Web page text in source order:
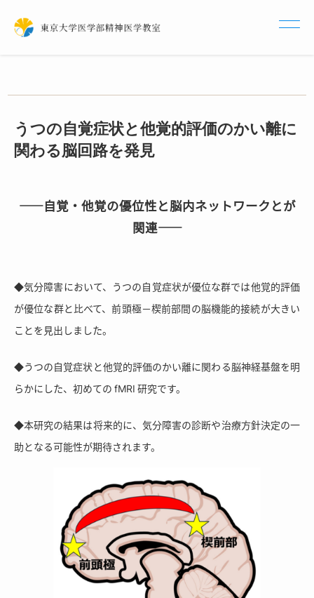
うつの自覚症状と他覚的評価のかい離に
関わる脳回路を発見
――自覚・他覚の優位性と脳内ネットワークとが
関連――
◆気分障害において、うつの自覚症状が優位な群では他覚的評価
が優位な群と比べて、前頭極－楔前部間の脳機能的接続が大きい
ことを見出しました。
◆うつの自覚症状と他覚的評価のかい離に関わる脳神経基盤を明
らかにした、初めての fMRI 研究です。
◆本研究の結果は将来的に、気分障害の診断や治療方針決定の一
助となる可能性が期待されます。